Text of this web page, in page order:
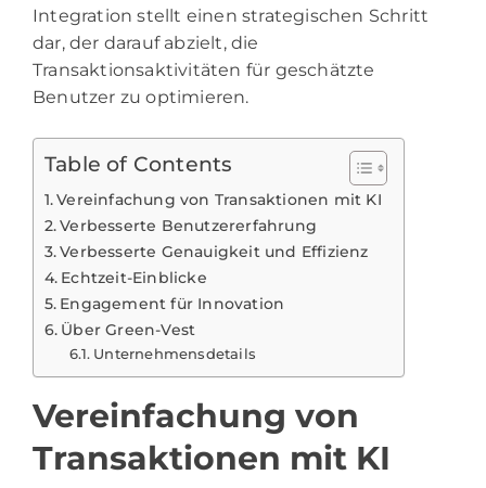
Integration stellt einen strategischen Schritt
dar, der darauf abzielt, die
Transaktionsaktivitäten für geschätzte
Benutzer zu optimieren.
Table of Contents
Vereinfachung von Transaktionen mit KI
Verbesserte Benutzererfahrung
Verbesserte Genauigkeit und Effizienz
Echtzeit-Einblicke
Engagement für Innovation
Über Green-Vest
Unternehmensdetails
Vereinfachung von
Transaktionen mit KI